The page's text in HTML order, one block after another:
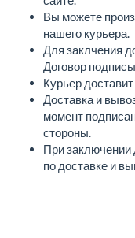
Вы можете
нашего курьера.
Для заклчения
Договор
Курьер
Доставка и
момент
стороны.
При заключении
по доставке и